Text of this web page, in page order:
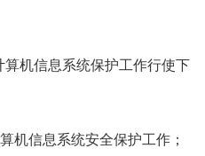
机信息系统保护工作行使下
机信息系统安全保护工作；